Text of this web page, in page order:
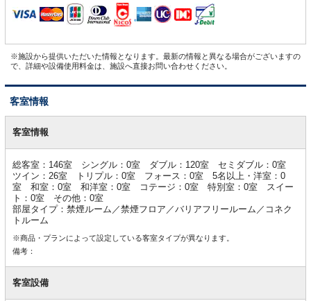
※施設から提供いただいた情報となります。最新の情報と異なる場合がございますの
で、詳細や設備使用料金は、施設へ直接お問い合わせください。
客室情報
室客室情報
総客室：146室 シングル：0室 ダブル：120室 セミダブル：0室
ツイン：26室 トリプル：0室 フォース：0室 5名以上・洋室：0
室 和室：0室 和洋室：0室 コテージ：0室 特別室：0室 スイー
ト：0室 その他：0室
部屋タイプ：禁煙ルーム／禁煙フロア／バリアフリールーム／コネク
トルーム
※商品・プランによって設定している客室タイプが異なります。
備考：
客室設備